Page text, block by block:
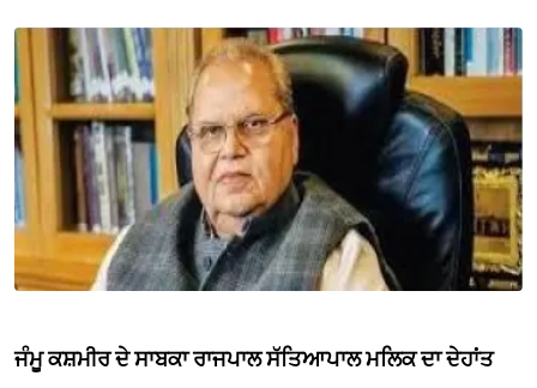
ਜੰਮੂ ਕਸ਼ਮੀਰ ਦੇ ਸਾਬਕਾ ਰਾਜਪਾਲ ਸੱਤਿਆਪਾਲ ਮਲਿਕ ਦਾ ਦੇਹਾਂਤ